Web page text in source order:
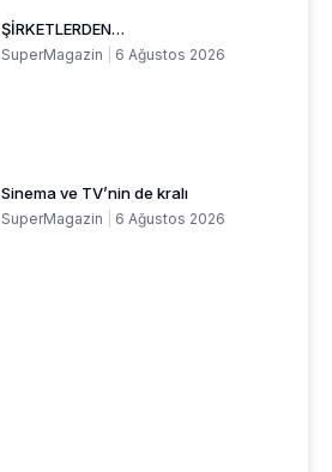
ŞİRKETLERDEN…
SuperMagazin 6 Ağustos 2026
Sinema ve TV’nin de kralı
SuperMagazin 6 Ağustos 2026